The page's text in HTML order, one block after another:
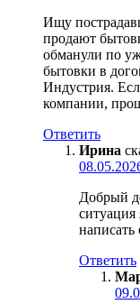
Ищу
продают
обманули по
бытовки в
Индустрия.
компании,
Ответить
Ирина
Добрый
ситуация
Ответить